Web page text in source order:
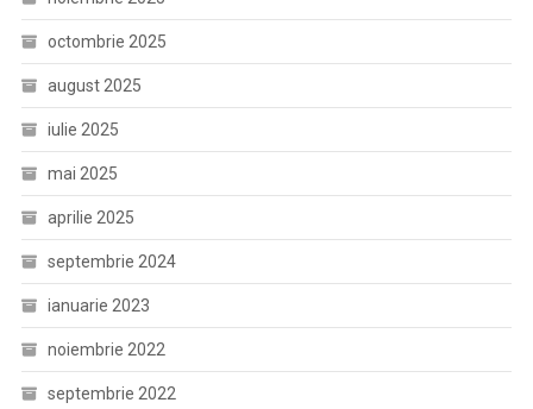
octombrie 2025
august 2025
iulie 2025
mai 2025
aprilie 2025
septembrie 2024
ianuarie 2023
noiembrie 2022
septembrie 2022